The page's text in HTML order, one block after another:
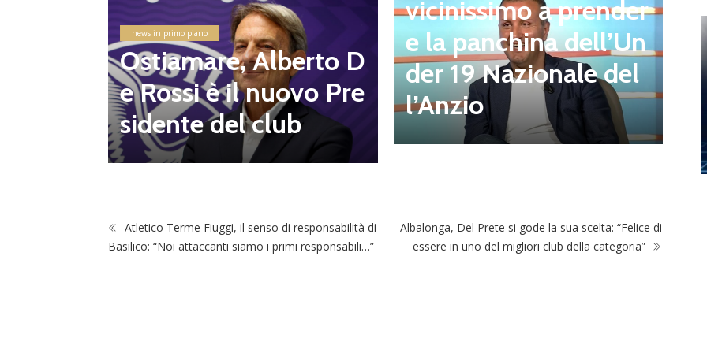
news in primo piano
Ostiamare, Alberto D
e Rossi è il nuovo Pre
sidente del club
vicinissimo a prender
e la panchina dell’Un
der 19 Nazionale del
l’Anzio
Atletico Terme Fiuggi, il senso di responsabilità di
Basilico: “Noi attaccanti siamo i primi responsabili…”
Albalonga, Del Prete si gode la sua scelta: “Felice di
essere in uno del migliori club della categoria”